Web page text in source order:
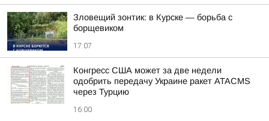
Зловещий зонтик: в Курске — борьба с
борщевиком
17:07
Конгресс США может за две недели
одобрить передачу Украине ракет ATACMS
через Турцию
16:00